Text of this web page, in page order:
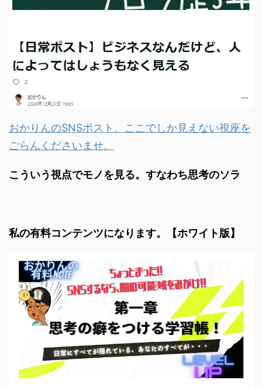
おかりんのSNSポスト、ここでしか見えない視座を
ごらんくださいませ。
こういう視点でモノを見る。すなわち思考のソラ
私の有料コンテンツになります。【ホワイト版】